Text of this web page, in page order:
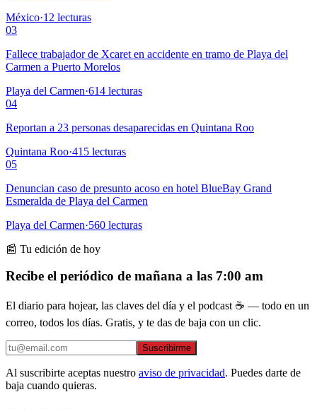
México·12 lecturas
03
Fallece trabajador de Xcaret en accidente en tramo de Playa del
Carmen a Puerto Morelos
Playa del Carmen·614 lecturas
04
Reportan a 23 personas desaparecidas en Quintana Roo
Quintana Roo·415 lecturas
05
Denuncian caso de presunto acoso en hotel BlueBay Grand
Esmeralda de Playa del Carmen
Playa del Carmen·560 lecturas
📰 Tu edición de hoy
Recibe el periódico de mañana a las 7:00 am
El diario para hojear, las claves del día y el podcast ☕ — todo en un
correo, todos los días. Gratis, y te das de baja con un clic.
Suscribirme
Al suscribirte aceptas nuestro aviso de privacidad. Puedes darte de
baja cuando quieras.